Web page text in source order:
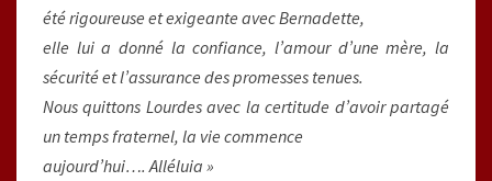
été rigoureuse et exigeante avec Bernadette,
elle lui a donné la confiance, l’amour d’une mère, la
sécurité et l’assurance des promesses tenues.
Nous quittons Lourdes avec la certitude d’avoir partagé
un temps fraternel, la vie commence
aujourd’hui…. Alléluia »